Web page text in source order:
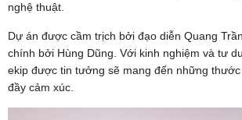
nghệ thuật.
Dự án được cầm trịch bởi đạo diễn Quang
chính bởi Hùng Dũng. Với kinh nghiệm và tư
ekip được tin tưởng sẽ mang đến những thước
đầy cảm xúc.